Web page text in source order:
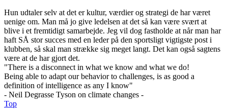
Hun udtaler selv at det er kultur, værdier og strategi de har været
uenige om. Man må jo give ledelsen at det så kan være svært at
blive i et fremtidigt samarbejde. Jeg vil dog fastholde at når man har
haft SÅ stor succes med en leder på den sportsligt vigtigste post i
klubben, så skal man strække sig meget langt. Det kan også sagtens
være at de har gjort det.
"There is a disconnect in what we know and what we do!
Being able to adapt our behavior to challenges, is as good a
definition of intelligence as any I know"
- Neil Degrasse Tyson on climate changes -
Top